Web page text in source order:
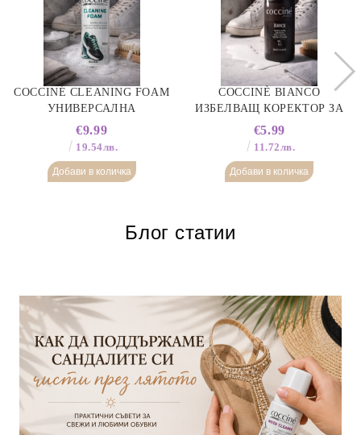
COCCINÉ CLEANING FOAM
УНИВЕРСАЛНА
ПОЧИСТВАЩА ПЯНА ЗА
ОБУВКИ, 150 МЛ
€9.99
19.54лв.
COCCINÈ BIANCO
ИЗБЕЛВАЩ КОРЕКТОР ЗА
БЯЛА КОЖА, 75 ML
€5.99
11.72лв.
Блог статии